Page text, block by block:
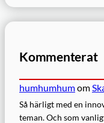
Kommenterat
humhumhumom
Så härligt med en
teman. Och som